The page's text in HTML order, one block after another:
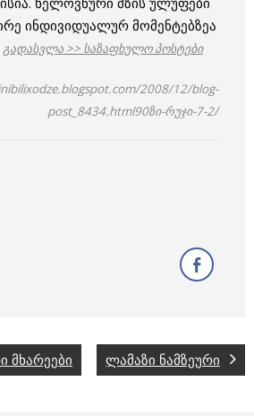
ინდივიდუალურ მომენტებზეა
გადასვლა >> საზაფხულო პოსტები
2008/12/blog-
post_8434.html90ზი-რუჯი-7-2/
მხარეები ლამაზი ნამზეური